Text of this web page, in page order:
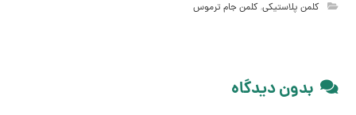
کلمن پلاستیکی,کلمن جام ترموس
بدون دیدگاه